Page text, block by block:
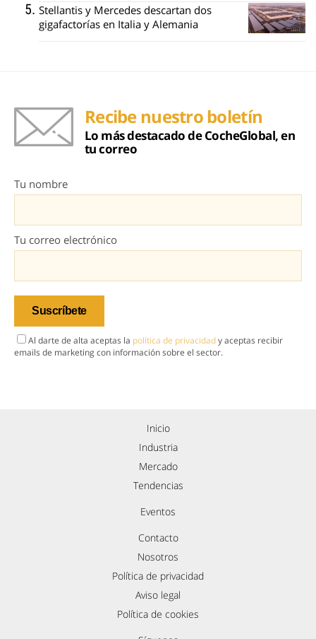
Stellantis y Mercedes descartan dos
gigafactorías en Italia y Alemania
Recibe nuestro boletín
Lo más destacado de CocheGlobal, en
tu correo
Tu nombre
Tu correo electrónico
Al darte de alta aceptas la política de privacidady aceptas recibir
emails de marketing con información sobre el sector.
Inicio
Industria
Mercado
Tendencias
Eventos
Contacto
Nosotros
Política de privacidad
Aviso legal
Política de cookies